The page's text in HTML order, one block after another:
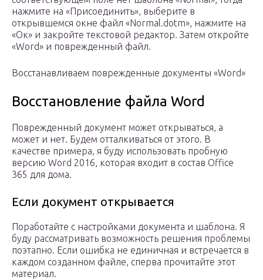
нажмите на «Присоединить», выберите в
открывшемся окне файл «Normal.dotm», нажмите на
«Ок» и закройте текстовой редактор. Затем откройте
«Word» и поврежденный файл.
Восстанавливаем поврежденные документы «Word»
Восстановление файла Word
Поврежденный документ может открываться, а
может и нет. Будем отталкиваться от этого. В
качестве примера, я буду использовать пробную
версию Word 2016, которая входит в состав Office
365 для дома.
Если документ открывается
Поработайте с настройками документа и шаблона. Я
буду рассматривать возможность решения проблемы
поэтапно. Если ошибка не единичная и встречается в
каждом созданном файле, сперва прочитайте этот
материал.